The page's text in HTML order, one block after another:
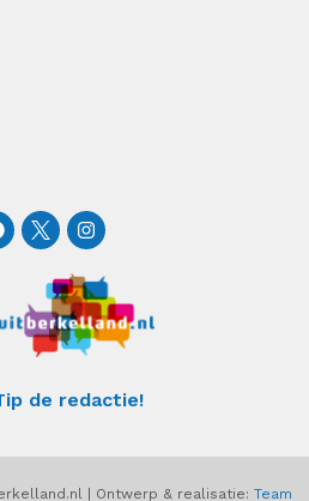
I
n
s
t
a
g
r
a
de redactie!
| Ontwerp & realisatie: Team